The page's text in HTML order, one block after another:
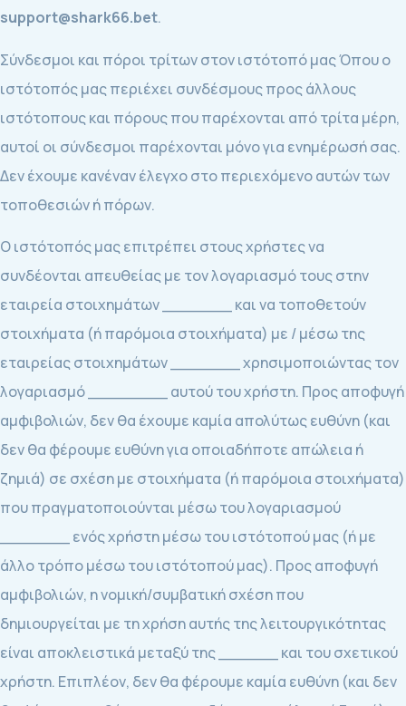
support@shark66.bet.
Σύνδεσμοι και πόροι τρίτων στον ιστότοπό μας Όπου ο
ιστότοπός μας περιέχει συνδέσμους προς άλλους
ιστότοπους και πόρους που παρέχονται από τρίτα μέρη,
αυτοί οι σύνδεσμοι παρέχονται μόνο για ενημέρωσή σας.
Δεν έχουμε κανέναν έλεγχο στο περιεχόμενο αυτών των
τοποθεσιών ή πόρων.
Ο ιστότοπός μας επιτρέπει στους χρήστες να
συνδέονται απευθείας με τον λογαριασμό τους στην
εταιρεία στοιχημάτων _______ και να τοποθετούν
στοιχήματα (ή παρόμοια στοιχήματα) με / μέσω της
εταιρείας στοιχημάτων _______ χρησιμοποιώντας τον
λογαριασμό ________ αυτού του χρήστη. Προς αποφυγή
αμφιβολιών, δεν θα έχουμε καμία απολύτως ευθύνη (και
δεν θα φέρουμε ευθύνη για οποιαδήποτε απώλεια ή
ζημιά) σε σχέση με στοιχήματα (ή παρόμοια στοιχήματα)
που πραγματοποιούνται μέσω του λογαριασμού
_______ ενός χρήστη μέσω του ιστότοπού μας (ή με
άλλο τρόπο μέσω του ιστότοπού μας). Προς αποφυγή
αμφιβολιών, η νομική/συμβατική σχέση που
δημιουργείται με τη χρήση αυτής της λειτουργικότητας
είναι αποκλειστικά μεταξύ της ______ και του σχετικού
χρήστη. Επιπλέον, δεν θα φέρουμε καμία ευθύνη (και δεν